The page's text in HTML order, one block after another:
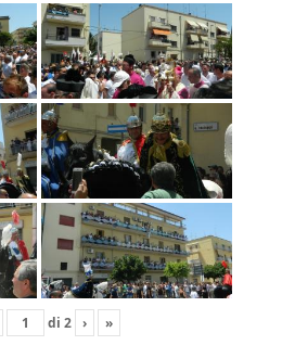
di 2 › »